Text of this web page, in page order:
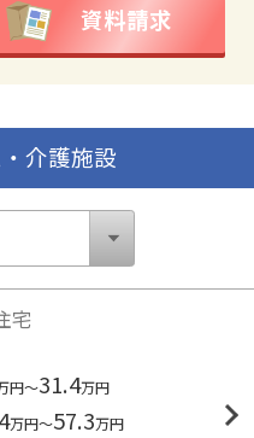
資料請求
介護施設
宅
円～31.4万円
万円～57.3万円